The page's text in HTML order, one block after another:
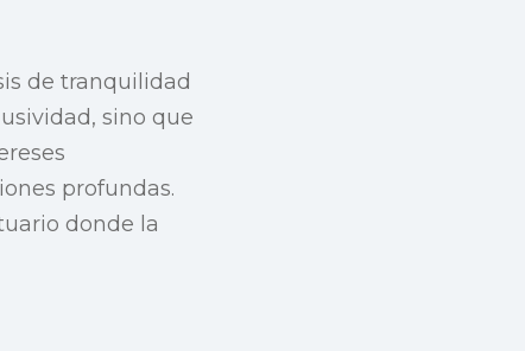
de tranquilidad
sino que
profundas.
donde la